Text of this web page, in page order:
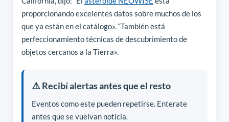
proporcionando excelentes datos sobre muchos de los
que ya están en el catálogo». “También está
perfeccionamiento técnicas de descubrimiento de
objetos cercanos a la Tierra».
⚠️ Recibí alertas antes que el resto
Eventos como este pueden repetirse. Enterate
antes que se vuelvan noticia.